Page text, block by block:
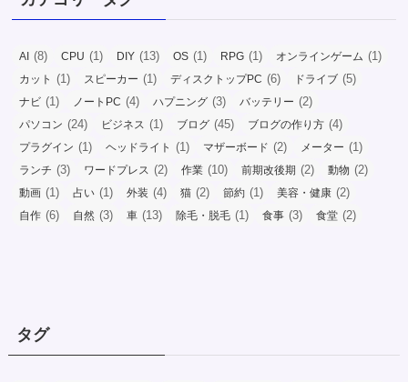
AI (8) CPU (1) DIY (13) OS (1) RPG (1) オンラインゲーム (1)
カット (1) スピーカー (1) ディスクトップPC (6) ドライブ (5)
ナビ (1) ノートPC (4) ハプニング (3) バッテリー (2)
パソコン (24) ビジネス (1) ブログ (45) ブログの作り方 (4)
プラグイン (1) ヘッドライト (1) マザーボード (2) メーター (1)
ランチ (3) ワードプレス (2) 作業 (10) 前期改後期 (2) 動物 (2)
動画 (1) 占い (1) 外装 (4) 猫 (2) 節約 (1) 美容・健康 (2)
自作 (6) 自然 (3) 車 (13) 除毛・脱毛 (1) 食事 (3) 食堂 (2)
タグ